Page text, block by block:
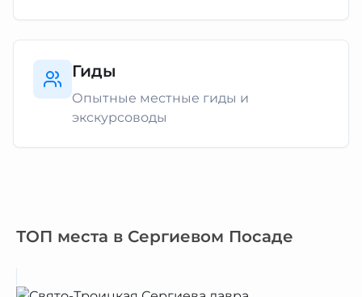
Гиды
Опытные местные гиды и
экскурсоводы
ТОП места в Сергиевом Посаде